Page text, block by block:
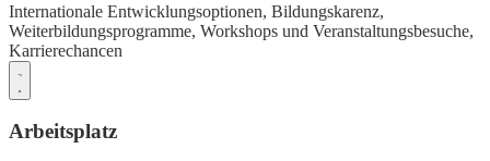
Internationale Entwicklungsoptionen, Bildungskarenz,
Weiterbildungsprogramme, Workshops und Veranstaltungsbesuche,
Karrierechancen
Arbeitsplatz